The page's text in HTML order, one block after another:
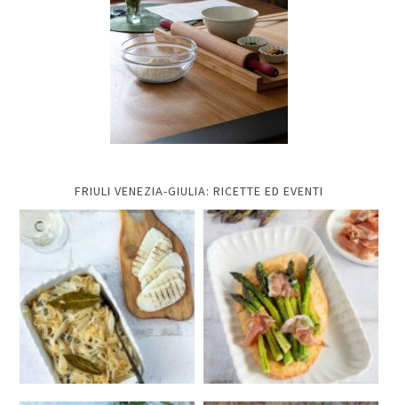
FRIULI VENEZIA-GIULIA: RICETTE ED EVENTI